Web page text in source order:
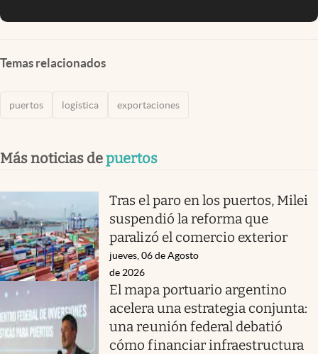
Temas relacionados
puertos logística exportaciones
Más noticias depuertos
Tras el paro en los puertos, Milei
suspendió la reforma que
paralizó el comercio exterior
jueves, 06 de Agosto
de 2026
El mapa portuario argentino
acelera una estrategia conjunta:
una reunión federal debatió
cómo financiar infraestructura